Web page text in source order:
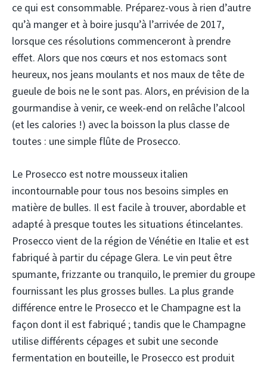
ce qui est consommable. Préparez-vous à rien d’autre
qu’à manger et à boire jusqu’à l’arrivée de 2017,
lorsque ces résolutions commenceront à prendre
effet. Alors que nos cœurs et nos estomacs sont
heureux, nos jeans moulants et nos maux de tête de
gueule de bois ne le sont pas. Alors, en prévision de la
gourmandise à venir, ce week-end on relâche l’alcool
(et les calories !) avec la boisson la plus classe de
toutes : une simple flûte de Prosecco.
Le Prosecco est notre mousseux italien
incontournable pour tous nos besoins simples en
matière de bulles. Il est facile à trouver, abordable et
adapté à presque toutes les situations étincelantes.
Prosecco vient de la région de Vénétie en Italie et est
fabriqué à partir du cépage Glera. Le vin peut être
spumante, frizzante ou tranquilo, le premier du groupe
fournissant les plus grosses bulles. La plus grande
différence entre le Prosecco et le Champagne est la
façon dont il est fabriqué ; tandis que le Champagne
utilise différents cépages et subit une seconde
fermentation en bouteille, le Prosecco est produit